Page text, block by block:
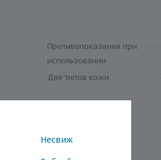
Несвиж
Противопоказания при
использовании
Для типов кожи